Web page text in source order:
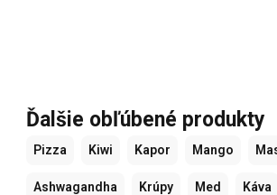
Ďalšie obľúbené produkty
Pizza Kiwi Kapor Mango
Ashwagandha Krúpy Med Káva